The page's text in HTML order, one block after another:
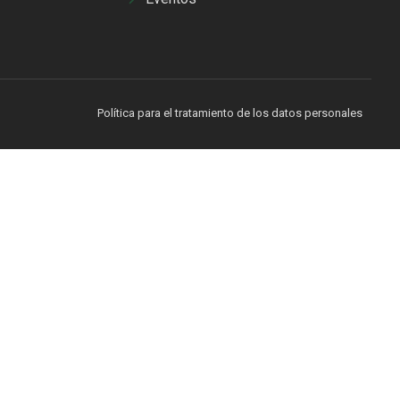
Política para el tratamiento de los datos personales